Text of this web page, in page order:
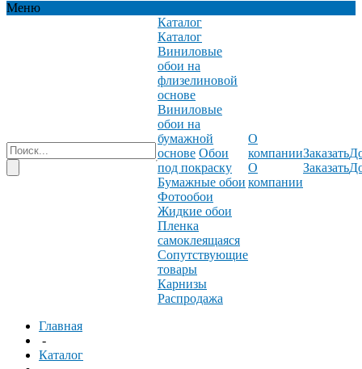
Меню
Каталог
Каталог
Виниловые
обои на
флизелиновой
основе
Виниловые
обои на
бумажной
основе Обои
под покраску
Бумажные обои
Фотообои
Жидкие обои
Пленка
самоклеящаяся
Сопутствующие
товары
Карнизы
Распродажа
О
компании
О
компании
Заказать
Заказать
Главная
-
Каталог